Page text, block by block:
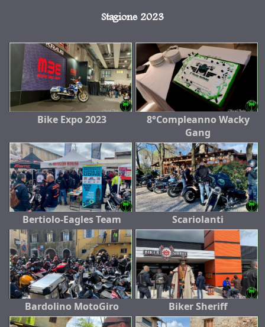
Stagione 2023
Bike Expo 2023
8°Compleanno Wacky
Gang
Bertiolo-Eagles Team Scariolanti
Bardolino MotoGiro Biker Sheriff